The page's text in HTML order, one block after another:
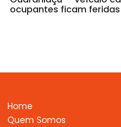
ocupantes ficam feridas
Home
Quem Somos